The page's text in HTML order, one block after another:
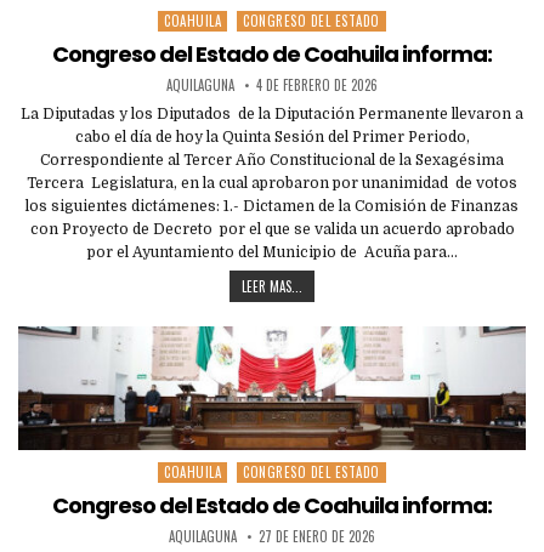
Posted
in
COAHUILA CONGRESO DEL ESTADO
Congreso del Estado de Coahuila informa:
AQUILAGUNA 4 DE FEBRERO DE 2026
La Diputadas y los Diputados de la Diputación Permanente llevaron a
cabo el día de hoy la Quinta Sesión del Primer Periodo,
Correspondiente al Tercer Año Constitucional de la Sexagésima
Tercera Legislatura, en la cual aprobaron por unanimidad de votos
los siguientes dictámenes: 1.- Dictamen de la Comisión de Finanzas
con Proyecto de Decreto por el que se valida un acuerdo aprobado
por el Ayuntamiento del Municipio de Acuña para…
LEER MAS...
Posted
in
COAHUILA CONGRESO DEL ESTADO
Congreso del Estado de Coahuila informa:
AQUILAGUNA 27 DE ENERO DE 2026